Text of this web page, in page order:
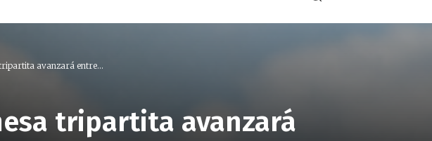
avanzará entre...
tripartita avanzará